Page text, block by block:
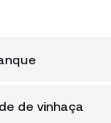
de vinhaça